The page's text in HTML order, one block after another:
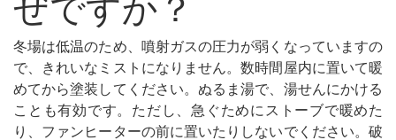
会社概要
ネットワーク
採用情報
塗料について ABOUT PAINT
冬場は低温のため、噴射ガスの圧力が弱くなっていますの
で、きれいなミストになりません。数時間屋内に置いて暖
めてから塗装してください。ぬるま湯で、湯せんにかける
ことも有効です。ただし、急ぐためにストーブで暖めた
り、ファンヒーターの前に置いたりしないでください。破